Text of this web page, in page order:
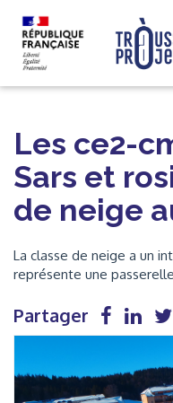
Les ce2-
Sars et
de neige
La classe de neige a un
représente une
Partager